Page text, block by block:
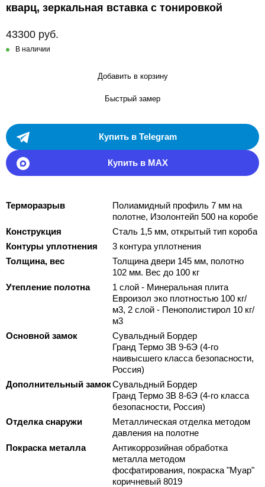
кварц, зеркальная вставка с тонировкой
43300 руб.
В наличии
Добавить в корзину
Быстрый замер
Купить в Telegram
Купить в MAX
Терморазрыв
Полиамидный профиль 7 мм на
полотне, Изолонтейп 500 на коробе
Конструкция
Сталь 1,5 мм, открытый тип короба
Контуры уплотнения
3 контура уплотнения
Толщина, вес
Толщина двери 145 мм, полотно
102 мм. Вес до 100 кг
Утепление полотна
1 слой - Минеральная плита
Евроизол эко плотностью 100 кг/
м3, 2 слой - Пенополистирол 10 кг/
м3
Основной замок
Сувальдный Бордер
Гранд Термо 3В 9-6Э (4-го
наивысшего класса безопасности,
Россия)
Дополнительный замокСувальдный Бордер
Гранд Термо 3В 8-6Э (4-го класса
безопасности, Россия)
Отделка снаружи
Металлическая отделка методом
давления на полотне
Покраска металла
Антикоррозийная обработка
металла методом
фосфатирования, покраска "Муар"
коричневый 8019